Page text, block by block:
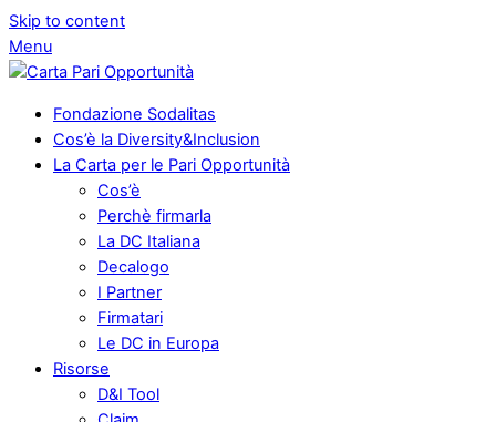
Skip to content
Menu
Fondazione Sodalitas
Cos’è la Diversity&Inclusion
La Carta per le Pari Opportunità
Cos’è
Perchè firmarla
La DC Italiana
Decalogo
I Partner
Firmatari
Le DC in Europa
Risorse
D&I Tool